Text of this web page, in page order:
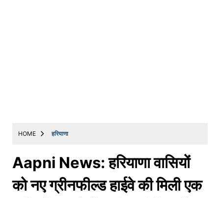
HOME हरियाणा
Aapni News: हरियाणा वासियों
को नए ग्रीनफील्ड हाईवे की मिली एक